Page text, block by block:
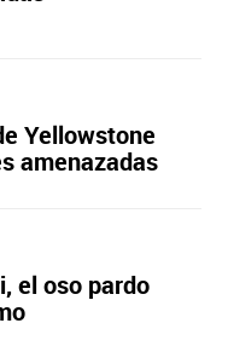
Yellowstone
amenazadas
el oso pardo